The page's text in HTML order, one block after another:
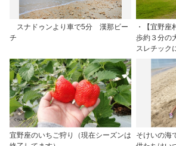
スナドゥンより車で5分 漢那ビー
チ
・【宜野座
歩約３分の
スレチック
宜野座のいちご狩り（現在シーズンは
そけいの海